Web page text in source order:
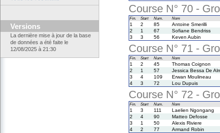
Versions
La dernière mise à jour de la base
de données a été faite le
12/08/2025 à 21:30
Course N° 70 -
Fin. Start Num. Nom
1 2 85
Antoine Smerilli
2
1 67
Sofiane Bendriss
3
3 56 Keven Aubin
Course N° 71 -
Fin. Start Num. Nom
1 2 45
Thomas Coignon
2
1 57
Jessica Bessa De
3
4 109
Erwan Moulineau
4
3 72 Lou Dupuis
Course N° 72 -
Fin. Start Num. Nom
1 3 111
Laelien Ngongang
2
4 90
Matteo Defosse
3
1 50
Alexis Riviere
4
2 77 Armand Robin